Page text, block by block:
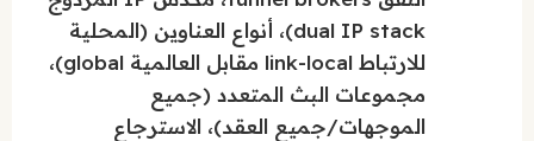
dual IP stack)، أنواع العناوين (المحلية
للارتباط link-local مقابل العالمية global)،
مجموعات البث المتعدد (جميع
الموجهات/جميع العقد)، الاسترجاع